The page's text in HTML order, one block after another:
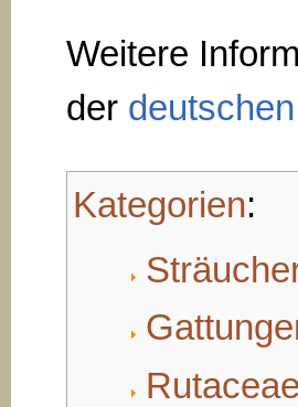
Weitere
der
Kategorien:
Rutaceae